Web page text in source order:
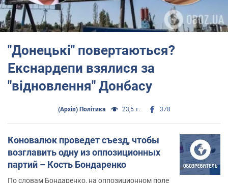
"Донецькі" повертаються?
Екснардепи взялися за
"відновлення" Донбасу
(Архів) Політика 23,5 т. 378
Коновалюк проведет съезд, чтобы
возглавить одну из оппозиционных
партий – Кость Бондаренко
По словам Бондаренко, на оппозиционном поле